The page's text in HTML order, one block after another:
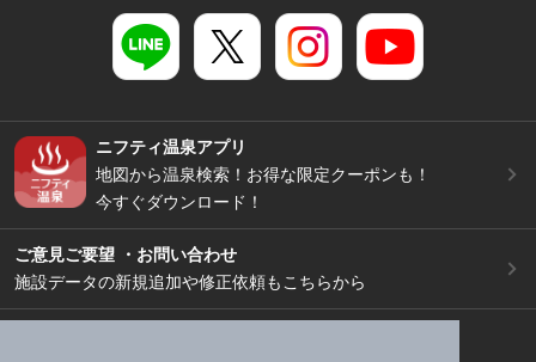
ニフティ温泉アプリ
地図から温泉検索！お得な限定クーポンも！
今すぐダウンロード！
ご意見ご要望 ・お問い合わせ
施設データの新規追加や修正依頼もこちらから